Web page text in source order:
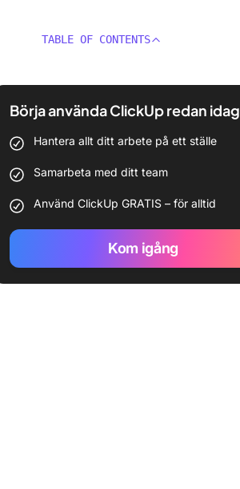
TABLE OF CONTENTS
Börja använda ClickUp redan idag
Hantera allt ditt arbete på ett ställe
Samarbeta med ditt team
Använd ClickUp GRATIS – för alltid
Kom igång